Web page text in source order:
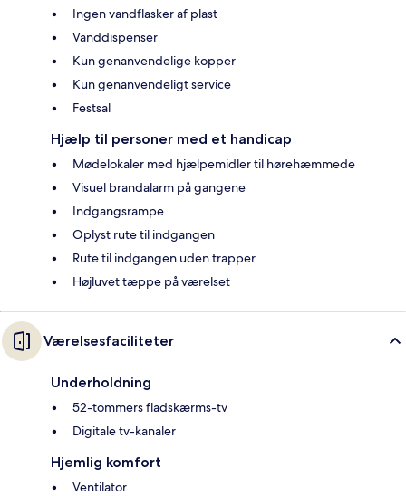
Ingen vandflasker af plast
Vanddispenser
Kun genanvendelige kopper
Kun genanvendeligt service
Festsal
Hjælp til personer med et handicap
Mødelokaler med hjælpemidler til hørehæmmede
Visuel brandalarm på gangene
Indgangsrampe
Oplyst rute til indgangen
Rute til indgangen uden trapper
Højluvet tæppe på værelset
Værelsesfaciliteter
Underholdning
52-tommers fladskærms-tv
Digitale tv-kanaler
Hjemlig komfort
Ventilator